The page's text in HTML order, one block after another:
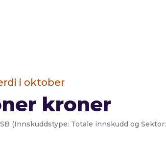
i oktober
kroner
(Innskuddstype: Totale innskudd og Sektor: